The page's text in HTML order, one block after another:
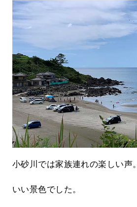
小砂川では家族連れの楽しい声。
いい景色でした。